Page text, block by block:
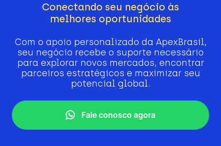
Conectando seu negócio às
melhores oportunidades
Com o apoio personalizado da ApexBrasil,
seu negócio recebe o suporte necessário
para explorar novos mercados, encontrar
parceiros estratégicos e maximizar seu
potencial global.
Fale conosco agora